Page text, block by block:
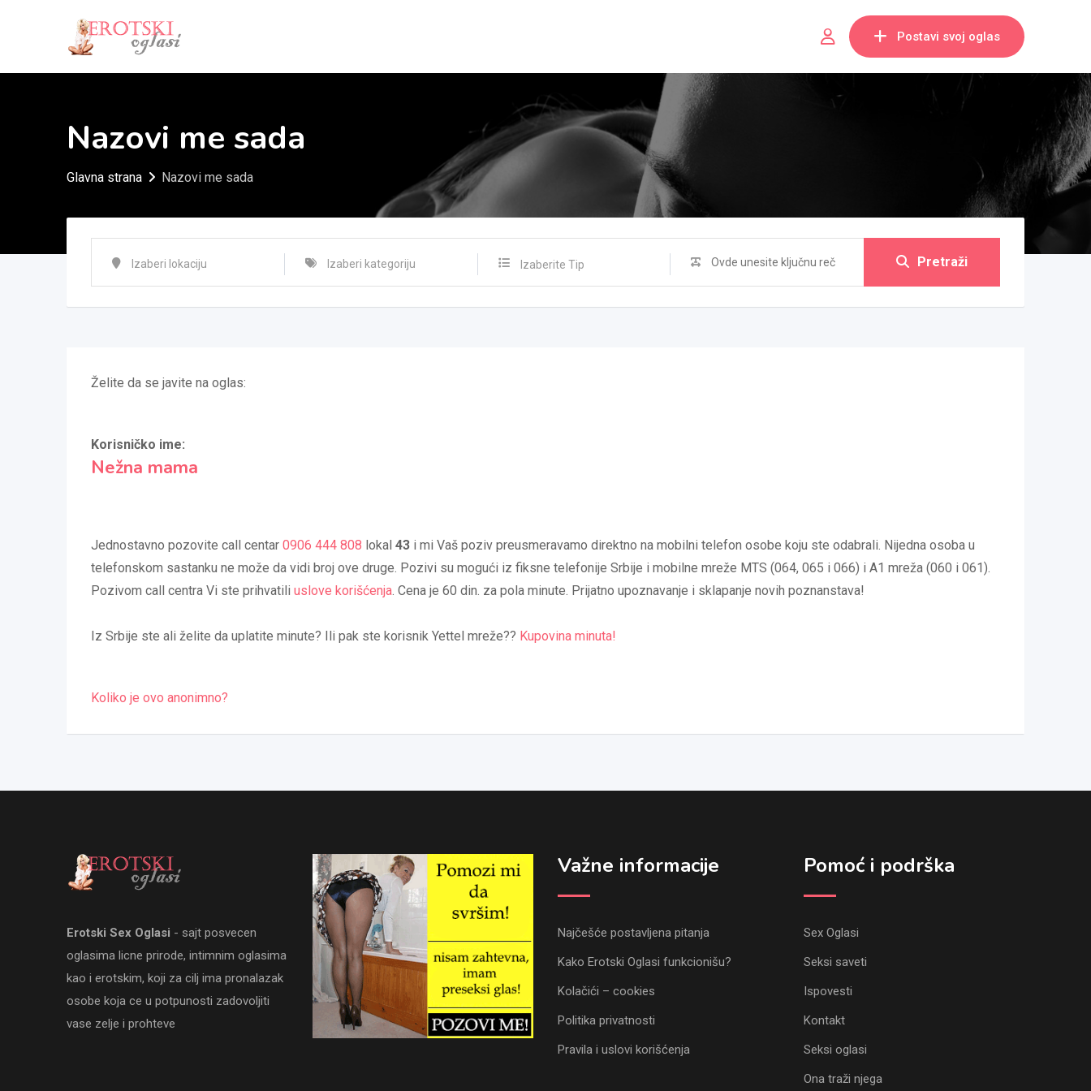
Postavi svoj oglas
Nazovi me sada
Glavna strana Nazovi me sada
Izaberite Tip Pretraži
Želite da se javite na oglas:
Korisničko ime:
Nežna mama
Jednostavno pozovite call centar 0906 444 808 lokal 43 i mi Vaš poziv preusmeravamo direktno na mobilni telefon osobe koju ste odabrali. Nijedna osoba u
telefonskom sastanku ne može da vidi broj ove druge. Pozivi su mogući iz fiksne telefonije Srbije i mobilne mreže MTS (064, 065 i 066) i A1 mreža (060 i 061).
Pozivom call centra Vi ste prihvatili uslove korišćenja. Cena je 60 din. za pola minute. Prijatno upoznavanje i sklapanje novih poznanstava!
Iz Srbije ste ali želite da uplatite minute? Ili pak ste korisnik Yettel mreže?? Kupovina minuta!
Koliko je ovo anonimno?
Erotski Sex Oglasi - sajt posvecen
oglasima licne prirode, intimnim oglasima
kao i erotskim, koji za cilj ima pronalazak
osobe koja ce u potpunosti zadovoljiti
vase zelje i prohteve
Važne informacije
Najčešće postavljena pitanja
Kako Erotski Oglasi funkcionišu?
Kolačići – cookies
Politika privatnosti
Pravila i uslovi korišćenja
Pomoć i podrška
Sex Oglasi
Seksi saveti
Ispovesti
Kontakt
Seksi oglasi
Ona traži njega